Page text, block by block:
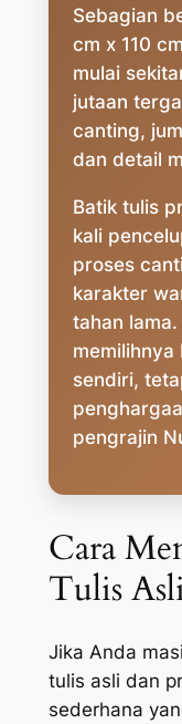
Sebagian
cm x 110
mulai
jutaan
canting,
dan detail
Batik tulis
kali
proses
karakter
tahan
memilihnya
sendiri,
pengrajin
Cara
Tulis
Jika Anda
tulis asli dan
sederhana